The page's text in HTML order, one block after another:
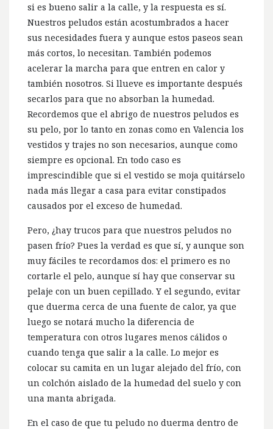
si es bueno salir a la calle, y la respuesta es sí.
Nuestros peludos están acostumbrados a hacer
sus necesidades fuera y aunque estos paseos sean
más cortos, lo necesitan. También podemos
acelerar la marcha para que entren en calor y
también nosotros. Si llueve es importante después
secarlos para que no absorban la humedad.
Recordemos que el abrigo de nuestros peludos es
su pelo, por lo tanto en zonas como en Valencia los
vestidos y trajes no son necesarios, aunque como
siempre es opcional. En todo caso es
imprescindible que si el vestido se moja quitárselo
nada más llegar a casa para evitar constipados
causados por el exceso de humedad.
Pero, ¿hay trucos para que nuestros peludos no
pasen frío? Pues la verdad es que sí, y aunque son
muy fáciles te recordamos dos: el primero es no
cortarle el pelo, aunque sí hay que conservar su
pelaje con un buen cepillado. Y el segundo, evitar
que duerma cerca de una fuente de calor, ya que
luego se notará mucho la diferencia de
temperatura con otros lugares menos cálidos o
cuando tenga que salir a la calle. Lo mejor es
colocar su camita en un lugar alejado del frío, con
un colchón aislado de la humedad del suelo y con
una manta abrigada.
En el caso de que tu peludo no duerma dentro de